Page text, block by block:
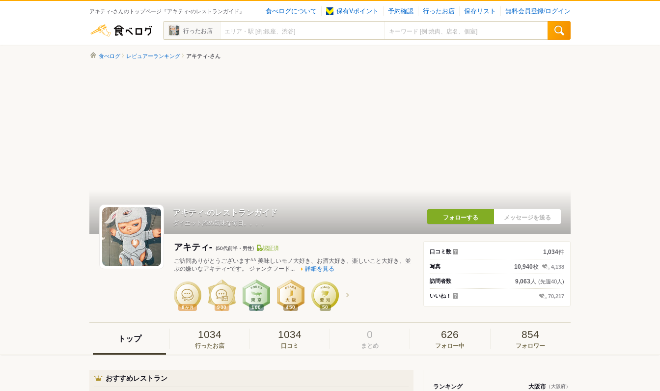
アキティ-さんのトップページ『アキティ-のレストランガイド』 食べログについて 保有Vポイント 予約確認 行ったお店 保存リスト 無料会員登録/ログイン
食べログ 行ったお店
食べログ レビュアーランキング アキティ-さん
アキティ-のレストランガイド
ダイエット諦め気味な毎日。。。。
フォローする メッセージを送る
アキティ- (50代前半・男性) 認証済
ご訪問ありがとうございます^^ 美味しいモノ大好き、お酒大好き、楽しいこと大好き、並
ぶの嫌いなアキティｰです。 ジャンクフード...
詳細を見る
8か月 900 100 450 50
口コミ数 ？ 1,034件
写真 10,940枚 4,138
訪問者数 9,063人 (先週40人)
いいね！ ？ 70,217
トップ 1034
行ったお店
1034
口コミ
0
まとめ
626
フォロー中
854
フォロワー
おすすめレストラン
ランキング 大阪市 （大阪府）